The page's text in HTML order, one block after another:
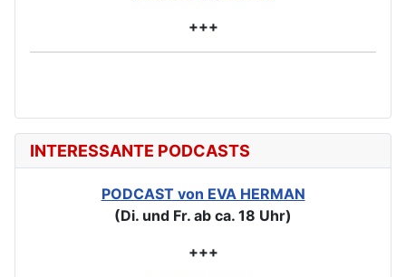
+++
INTERESSANTE PODCASTS
PODCAST von EVA HERMAN
(Di. und Fr. ab ca. 18 Uhr)
+++